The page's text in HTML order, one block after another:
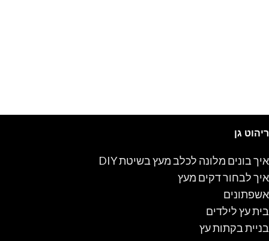
ריהוט גן
איך בונים מלונה לכלב מעץ בשיטת DIY
איך לבחור דקים מעץ
אשפתונים
בית עץ לילדים
בניית בקתות עץ